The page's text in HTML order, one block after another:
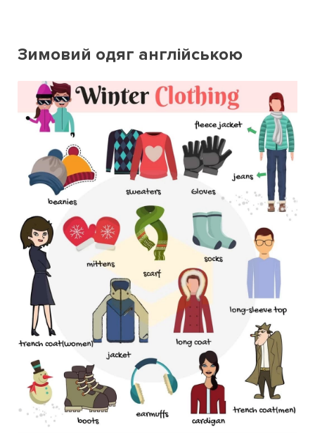
Зимовий одяг англійською